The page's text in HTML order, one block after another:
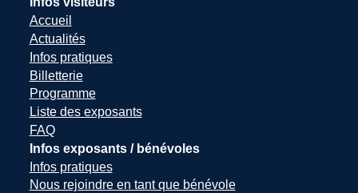
Accueil
Actualités
Infos pratiques
Billetterie
Programme
Liste des exposants
FAQ
Infos exposants / bénévoles
Infos pratiques
Nous rejoindre en tant que bénévole